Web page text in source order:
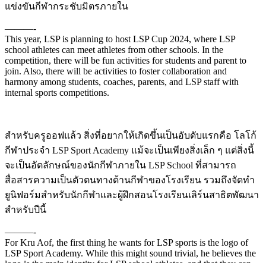
แข่งขันกีฬากระชับมิตรภายใน
———-
This year, LSP is planning to host LSP Cup 2024, where LSP
school athletes can meet athletes from other schools. In the
competition, there will be fun activities for students and parent to
join. Also, there will be activities to foster collaboration and
harmony among students, coaches, parents, and LSP staff with
internal sports competitions.
สำหรับครูออฟแล้ว สิ่งที่อยากให้เกิดขึ้นเป็นอับดับแรกคือ โลโก้
กีฬาประจำ LSP Sport Academy แม้จะเป็นเพียงสิ่งเล็ก ๆ แต่สิ่งนี้
จะเป็นอัตลักษณ์ของนักกีฬาภายใน LSP School ที่สามารถ
สื่อสารความเป็นตัวตนทางด้านกีฬาของโรงเรียน รวมถึงจัดทำ
ยูนิฟอร์มสำหรับนักกีฬาและผู้ฝึกสอนโรงเรียนเลิร์นสาธิตพัฒนา
สำหรับปีนี้
———-
For Kru Aof, the first thing he wants for LSP sports is the logo of
LSP Sport Academy. While this might sound trivial, he believes the